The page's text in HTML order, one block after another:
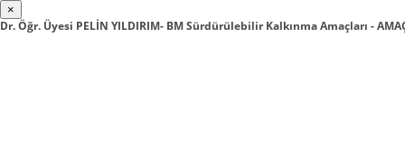
×
Dr. Öğr. Üyesi PELİN YILDIRIM- BM Sürdürülebilir Kalkınma Amaçları -